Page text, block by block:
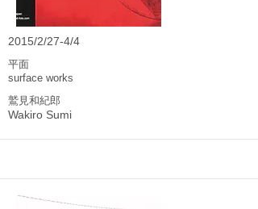
2015/2/27-4/4
平面
surface works
鷲見和紀郎
Wakiro Sumi